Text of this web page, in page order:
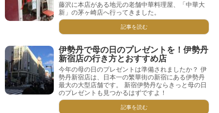
藤沢に本店がある地元の老舗中華料理屋、「中華大
新」の茅ヶ崎店へ行ってきました。
記事を読む
伊勢丹で母の日のプレゼントを！伊勢丹
新宿店の行き方とおすすめ店
今年の母の日のプレゼントは準備されましたか？ 伊
勢丹新宿店は、日本一の繁華街の新宿にある伊勢丹
最大の大型店舗です。 新宿伊勢丹ならきっと母の日
のプレゼントも見つかるはずですよ！
記事を読む